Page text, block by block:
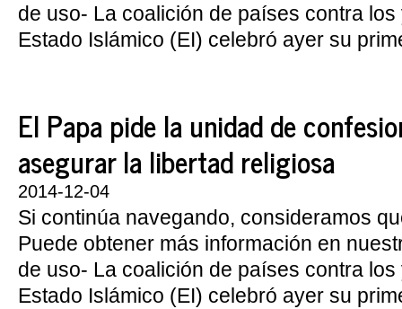
de uso- La coalición de países contra
Estado Islámico (EI) celebró ayer su
El Papa pide la unidad de
asegurar la libertad religiosa
2014-12-04
Si continúa navegando, consideramos
Puede obtener más información en
de uso- La coalición de países contra
Estado Islámico (EI) celebró ayer su